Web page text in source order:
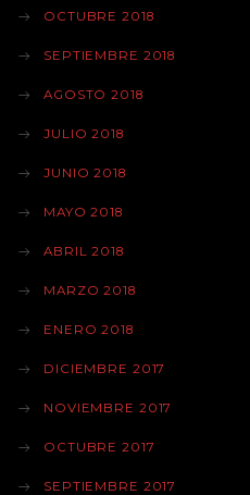
OCTUBRE 2018
SEPTIEMBRE 2018
AGOSTO 2018
JULIO 2018
JUNIO 2018
MAYO 2018
ABRIL 2018
MARZO 2018
ENERO 2018
DICIEMBRE 2017
NOVIEMBRE 2017
OCTUBRE 2017
SEPTIEMBRE 2017